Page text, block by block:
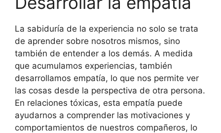
La sabiduría de la experiencia no solo se trata
de aprender sobre nosotros mismos, sino
también de entender a los demás. A medida
que acumulamos experiencias, también
desarrollamos empatía, lo que nos permite ver
las cosas desde la perspectiva de otra persona.
En relaciones tóxicas, esta empatía puede
ayudarnos a comprender las motivaciones y
comportamientos de nuestros compañeros, lo